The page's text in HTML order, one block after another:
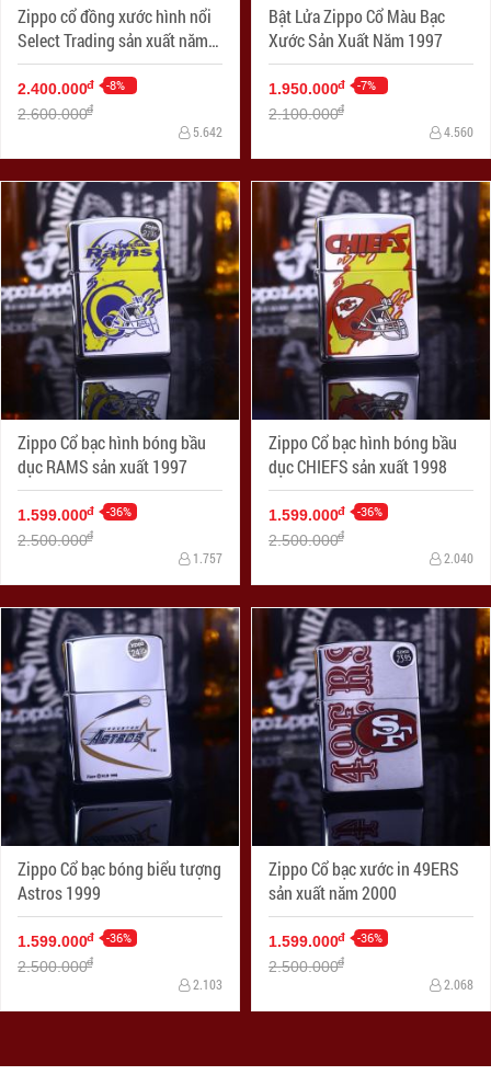
Zippo cổ đồng xước hình nổi
Select Trading sản xuất năm
X-1994
2.400.000đ -8%
2.600.000đ
5.642
Bật Lửa Zippo Cổ Màu Bạc
Xước Sản Xuất Năm 1997
1.950.000đ -7%
2.100.000đ
4.560
Zippo Cổ bạc hình bóng bầu
dục RAMS sản xuất 1997
1.599.000đ -36%
2.500.000đ
1.757
Zippo Cổ bạc hình bóng bầu
dục CHIEFS sản xuất 1998
1.599.000đ -36%
2.500.000đ
2.040
Zippo Cổ bạc bóng biểu tượng
Astros 1999
1.599.000đ -36%
2.500.000đ
2.103
Zippo Cổ bạc xước in 49ERS
sản xuất năm 2000
1.599.000đ -36%
2.500.000đ
2.068